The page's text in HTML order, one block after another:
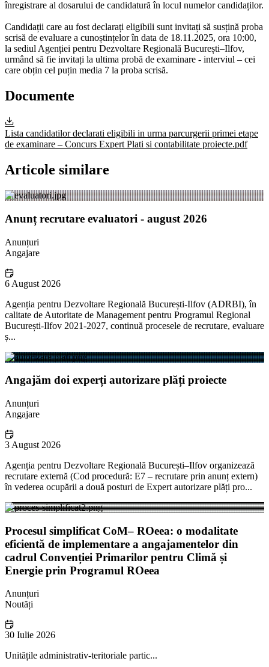
înregistrare al dosarului de candidatură în locul numelor candidaților.
Candidații care au fost declarați eligibili sunt invitați să susțină proba
scrisă de evaluare a cunoștințelor în data de 18.11.2025, ora 10:00,
la sediul Agenției pentru Dezvoltare Regională București–Ilfov,
urmând să fie invitați la ultima probă de examinare - interviul – cei
care obțin cel puțin media 7 la proba scrisă.
Documente
Lista candidatilor declarati eligibili in urma parcurgerii primei etape
de examinare – Concurs Expert Plati si contabilitate proiecte.pdf
Articole similare
Anunț recrutare evaluatori - august 2026
Anunțuri
Angajare
6 August 2026
Agenția pentru Dezvoltare Regională București-Ilfov (ADRBI), în
calitate de Autoritate de Management pentru Programul Regional
București-Ilfov 2021-2027, continuă procesele de recrutare, evaluare
ș...
Angajăm doi experți autorizare plăți proiecte
Anunțuri
Angajare
3 August 2026
Agenția pentru Dezvoltare Regională București–Ilfov organizează
recrutare externă (Cod procedură: E7 – recrutare prin anunț extern)
în vederea ocupării a două posturi de Expert autorizare plăți pro...
Procesul simplificat CoM– ROeea: o modalitate
eficientă de implementare a angajamentelor din
cadrul Convenției Primarilor pentru Climă și
Energie prin Programul ROeea
Anunțuri
Noutăți
30 Iulie 2026
Unitățile administrativ-teritoriale partic...